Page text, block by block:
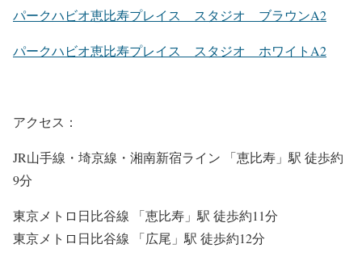
パークハビオ恵比寿プレイス スタジオ ブラウンA2
パークハビオ恵比寿プレイス スタジオ ホワイトA2
アクセス：
JR山手線・埼京線・湘南新宿ライン 「恵比寿」駅 徒歩約
9分
東京メトロ日比谷線 「恵比寿」駅 徒歩約11分
東京メトロ日比谷線 「広尾」駅 徒歩約12分